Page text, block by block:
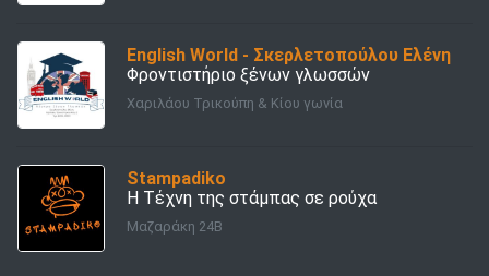
English World - Σκερλετοπούλου Ελένη
Φροντιστήριο ξένων γλωσσών
Χαριλάου Τρικούπη & Κίου γωνία
Stampadiko
Η Τέχνη της στάμπας σε ρούχα
Μαζαράκη 24Β